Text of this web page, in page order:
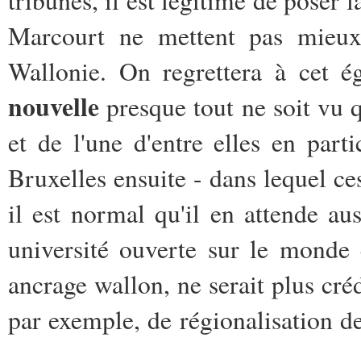
Marcourt ne mettent pas
Wallonie. On regrettera à cet
nouvelle presque tout ne soit vu
et de l'une d'entre elles en
Bruxelles ensuite - dans lequel
il est normal qu'il en attende
université ouverte sur le
ancrage wallon, ne serait plus
par exemple, de régionalisation